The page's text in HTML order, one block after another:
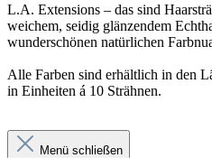
L.A. Extensions – das sind
weichem, seidig glänzendem
wunderschönen natürlichen
Alle Farben sind erhältlich in den
in Einheiten á 10 Strähnen.
Menü schließen